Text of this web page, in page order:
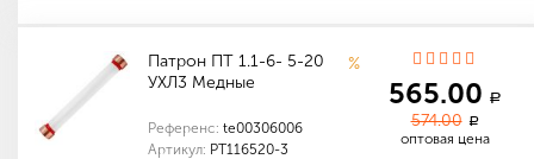
Патрон ПТ 1.1-6- 5-20
УХЛ3 Медные
Референс: te00306006
Артикул: PT116520-3
%
565.00 a
574.00 a
оптовая цена